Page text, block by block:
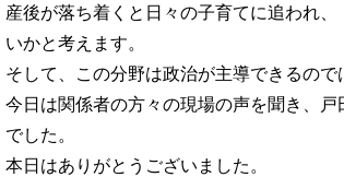
産後が落ち着くと日々の子育てに追われ
いかと考えます。
そして、この分野は政治が主導できるので
今日は関係者の方々の現場の声を聞き、
でした。
本日はありがとうございました。